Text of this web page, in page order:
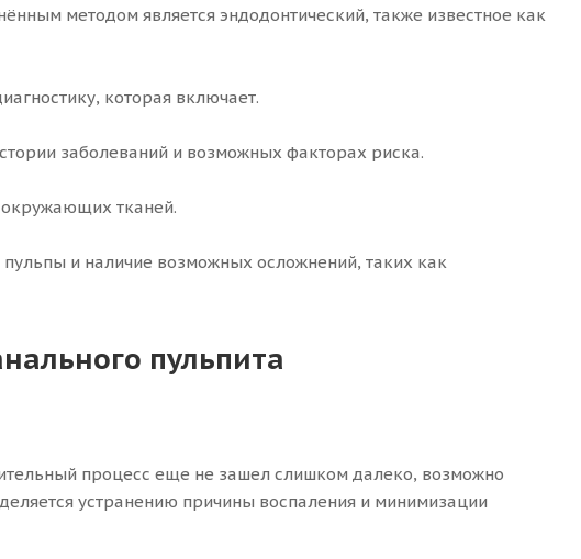
методом является эндодонтический, также известное как
которая включает.
заболеваний и возможных факторах риска.
окружающих тканей.
и наличие возможных осложнений, таких как
пульпита
процесс еще не зашел слишком далеко, возможно
устранению причины воспаления и минимизации